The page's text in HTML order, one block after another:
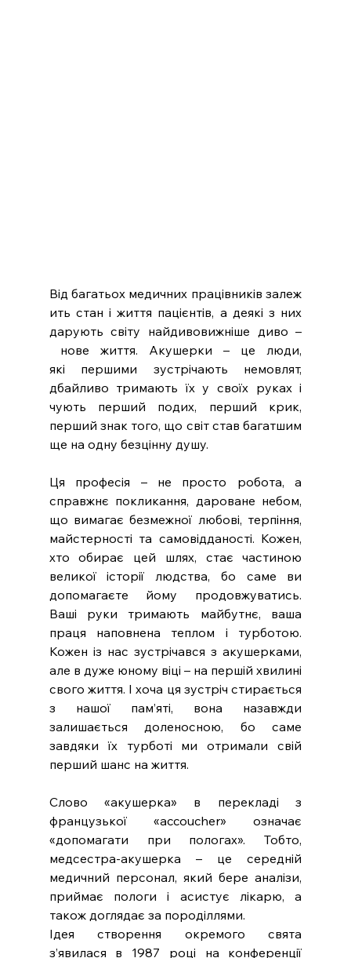
Від багатьох медичних працівників залеж
ить стан і життя пацієнтів, а деякі з них
дарують світу найдивовижніше диво –
нове життя. Акушерки – це люди,
які першими зустрічають немовлят,
дбайливо тримають їх у своїх руках і
чують перший подих, перший крик,
перший знак того, що світ став багатшим
ще на одну безцінну душу.
Ця професія – не просто робота, а
справжнє покликання, дароване небом,
що вимагає безмежної любові, терпіння,
майстерності та самовідданості. Кожен,
хто обирає цей шлях, стає частиною
великої історії людства, бо саме ви
допомагаєте йому продовжуватись.
Ваші руки тримають майбутнє, ваша
праця наповнена теплом і турботою.
Кожен із нас зустрічався з акушерками,
але в дуже юному віці – на першій хвилині
свого життя. І хоча ця зустріч стирається
з нашої пам’яті, вона назавжди
залишається доленосною, бо саме
завдяки їх турботі ми отримали свій
перший шанс на життя.
Слово «акушерка» в перекладі з
французької «accoucher» означає
«допомагати при пологах». Тобто,
медсестра-акушерка – це середній
медичний персонал, який бере аналізи,
приймає пологи і асистує лікарю, а
також доглядає за породіллями.
Ідея створення окремого свята
з’явилася в 1987 році на конференції